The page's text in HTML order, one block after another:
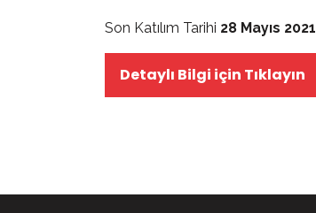
Son Katılım Tarihi 28 Mayıs 2021
Detaylı Bilgi için Tıklayın